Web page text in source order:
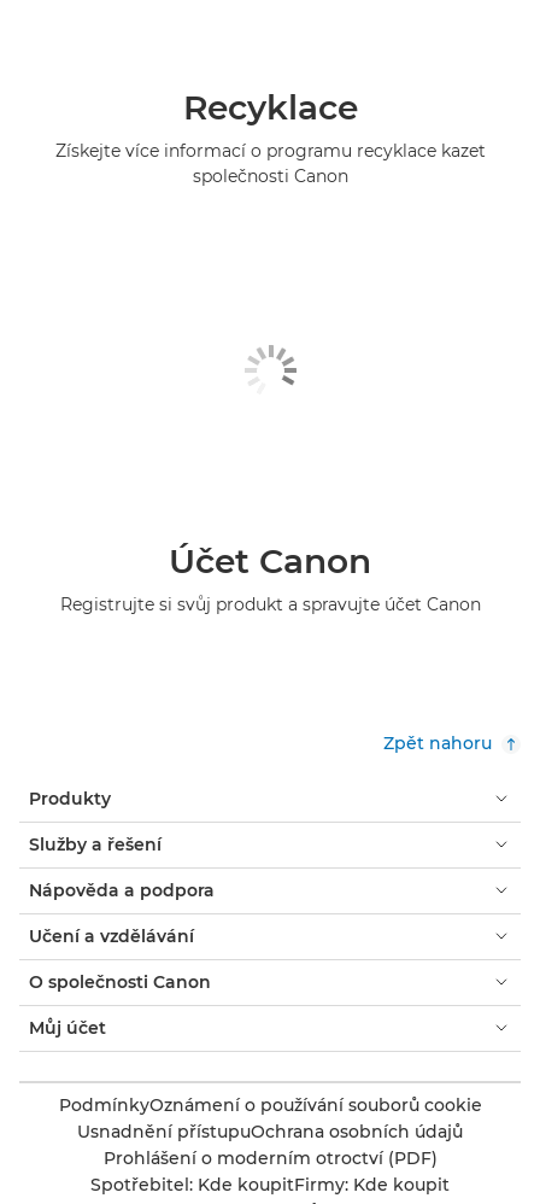
Recyklace
Získejte více informací o programu recyklace kazet
společnosti Canon
Účet Canon
Registrujte si svůj produkt a spravujte účet Canon
Zpět nahoru
Produkty
Služby a řešení
Nápověda a podpora
Učení a vzdělávání
O společnosti Canon
Můj účet
PodmínkyOznámení o používání souborů cookie
Usnadnění přístupuOchrana osobních údajů
Prohlášení o moderním otroctví (PDF)
Spotřebitel: Kde koupitFirmy: Kde koupit